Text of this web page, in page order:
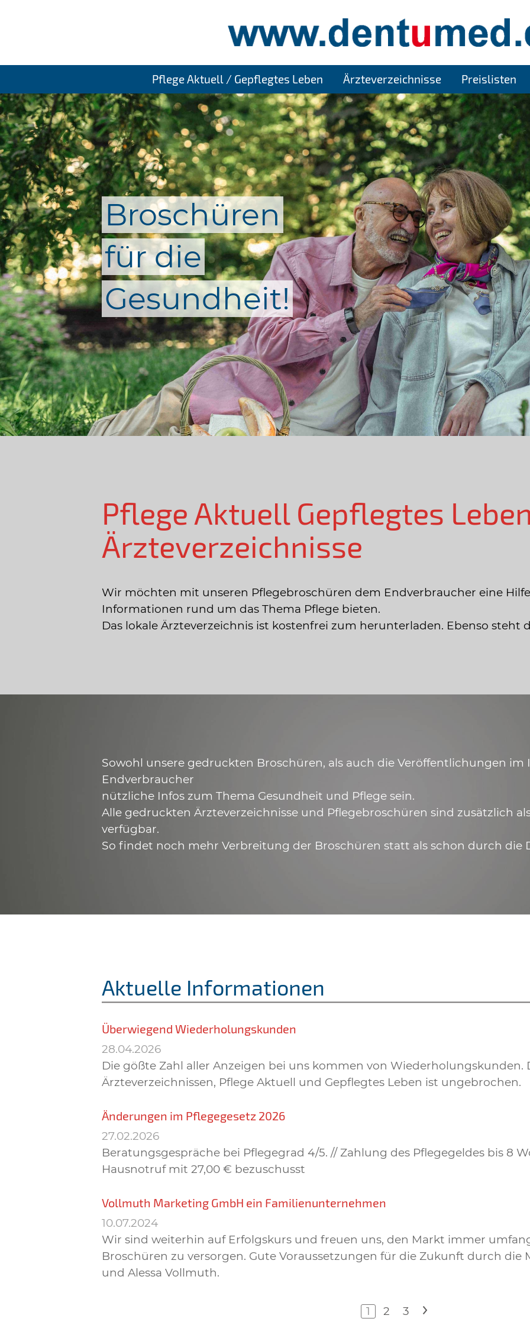
Pflege Aktuell / Gepflegtes Leben Ärzteverzeichnisse Preislisten
Broschüren
für die
Gesundheit!
Pflege Aktuell Gepflegtes
Ärzteverzeichnisse
Wir möchten mit unseren Pflegebroschüren dem Endverbraucher eine
Informationen rund um das Thema Pflege bieten.
Das lokale Ärzteverzeichnis ist kostenfrei zum herunterladen. Ebenso steht
Sowohl unsere gedruckten Broschüren, als auch die Veröffentlichungen im
Endverbraucher
nützliche Infos zum Thema Gesundheit und Pflege sein.
Alle gedruckten Ärzteverzeichnisse und Pflegebroschüren sind zusätzlich
verfügbar.
So findet noch mehr Verbreitung der Broschüren statt als schon durch die
Aktuelle Informationen
Überwiegend Wiederholungskunden
28.04.2026
Die gößte Zahl aller Anzeigen bei uns kommen von Wiederholungskunden.
Ärzteverzeichnissen, Pflege Aktuell und Gepflegtes Leben ist ungebrochen.
Änderungen im Pflegegesetz 2026
27.02.2026
Beratungsgespräche bei Pflegegrad 4/5. // Zahlung des Pflegegeldes bis 8
Hausnotruf mit 27,00 € bezuschusst
Vollmuth Marketing GmbH ein Familienunternehmen
10.07.2024
Wir sind weiterhin auf Erfolgskurs und freuen uns, den Markt immer
Broschüren zu versorgen. Gute Voraussetzungen für die Zukunft durch die
und Alessa Vollmuth.
1 2 3 >